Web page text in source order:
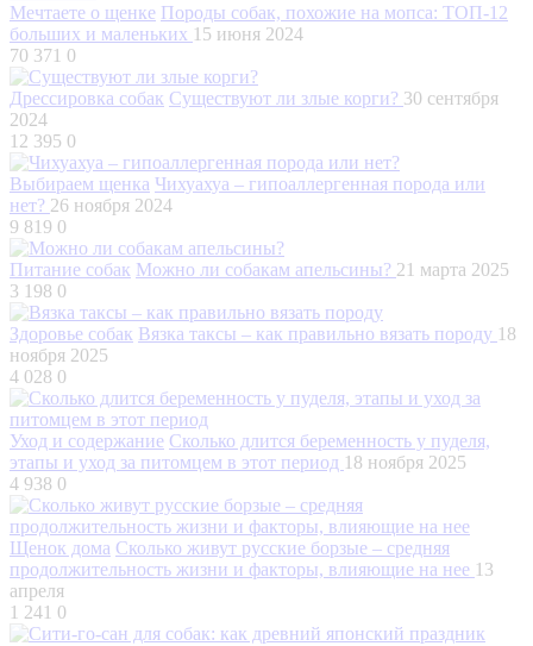
Мечтаете о щенке Породы собак, похожие на мопса: ТОП-12
больших и маленьких 15 июня 2024
70 371 0
Дрессировка собак Существуют ли злые корги? 30 сентября
2024
12 395 0
Выбираем щенка Чихуахуа – гипоаллергенная порода или
нет? 26 ноября 2024
9 819 0
Питание собак Можно ли собакам апельсины? 21 марта 2025
3 198 0
Здоровье собак Вязка таксы – как правильно вязать породу 18
ноября 2025
4 028 0
Уход и содержание Сколько длится беременность у пуделя,
этапы и уход за питомцем в этот период 18 ноября 2025
4 938 0
Щенок дома Сколько живут русские борзые – средняя
продолжительность жизни и факторы, влияющие на нее 13
апреля
1 241 0